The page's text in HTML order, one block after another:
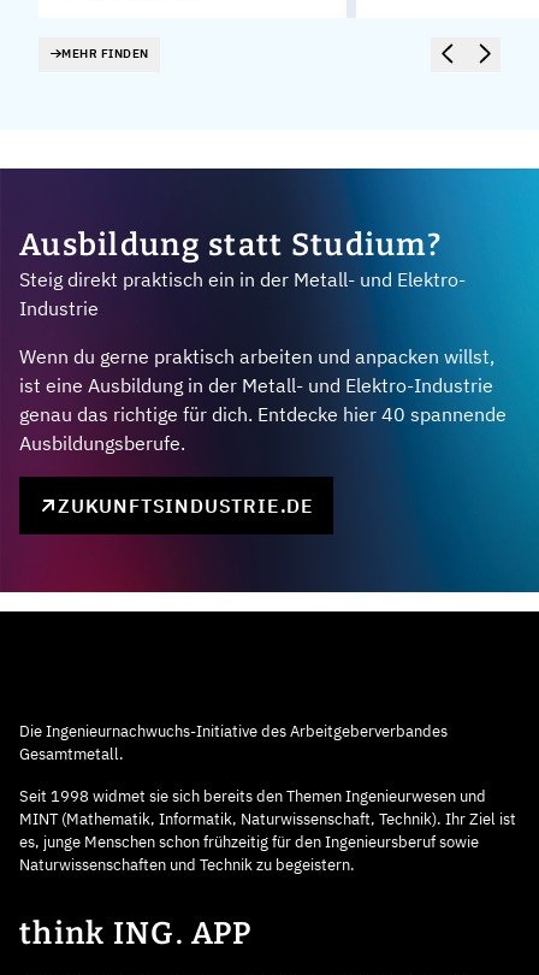
MEHR FINDEN
Ausbildung statt Studium?
Steig direkt praktisch ein in der Metall- und Elektro-
Industrie
Wenn du gerne praktisch arbeiten und anpacken willst,
ist eine Ausbildung in der Metall- und Elektro-Industrie
genau das richtige für dich. Entdecke hier 40 spannende
Ausbildungsberufe.
ZUKUNFTSINDUSTRIE.DE
Die Ingenieurnachwuchs-Initiative des Arbeitgeberverbandes
Gesamtmetall.
Seit 1998 widmet sie sich bereits den Themen Ingenieurwesen und
MINT (Mathematik, Informatik, Naturwissenschaft, Technik). Ihr Ziel ist
es, junge Menschen schon frühzeitig für den Ingenieursberuf sowie
Naturwissenschaften und Technik zu begeistern.
think ING. APP